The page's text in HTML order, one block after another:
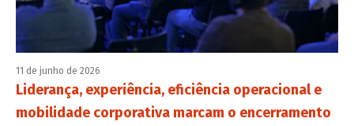
11 de junho de 2026
Liderança, experiência, eficiência operacional e
mobilidade corporativa marcam o encerramento